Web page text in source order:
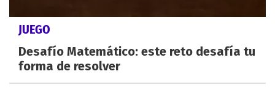
JUEGO
Desafío Matemático: este reto desafía tu
forma de resolver